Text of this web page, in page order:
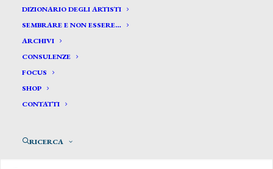
DIZIONARIO DEGLI ARTISTI
SEMBRARE E NON ESSERE…
ARCHIVI
CONSULENZE
FOCUS
SHOP
CONTATTI
RICERCA
Buono Achille